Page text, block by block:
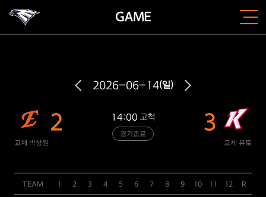
GAME
2026-06-14(일)
2
교체 박상원
14:00 고척
경기종료 3
교체 유토
TEAM 1 2 3 4 5 6 7 8 9 10 11 12 R